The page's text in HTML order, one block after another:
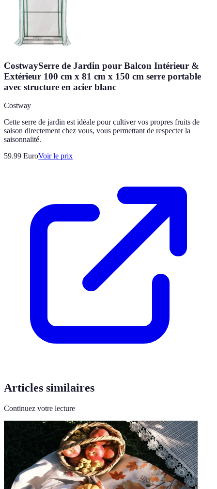
CostwaySerre de Jardin pour Balcon Intérieur &
Extérieur 100 cm x 81 cm x 150 cm serre portable
avec structure en acier blanc
Costway
Cette serre de jardin est idéale pour cultiver vos propres fruits de
saison directement chez vous, vous permettant de respecter la
saisonnalité.
59.99 EuroVoir le prix
Articles similaires
Continuez votre lecture